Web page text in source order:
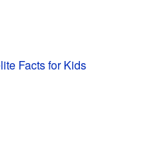
Facts for Kids